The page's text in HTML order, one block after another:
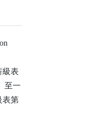
級表
至一
表第